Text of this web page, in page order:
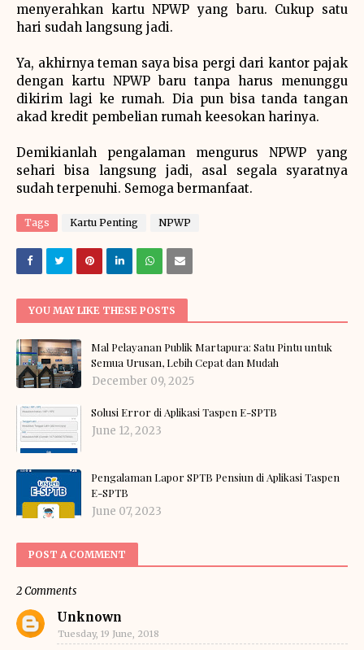
menyerahkan kartu NPWP yang baru. Cukup satu
hari sudah langsung jadi.
Ya, akhirnya teman saya bisa pergi dari kantor pajak
dengan kartu NPWP baru tanpa harus menunggu
dikirim lagi ke rumah. Dia pun bisa tanda tangan
akad kredit pembelian rumah keesokan harinya.
Demikianlah pengalaman mengurus NPWP yang
sehari bisa langsung jadi, asal segala syaratnya
sudah terpenuhi. Semoga bermanfaat.
Tags Kartu Penting NPWP
YOU MAY LIKE THESE POSTS
Mal Pelayanan Publik Martapura: Satu Pintu untuk
Semua Urusan, Lebih Cepat dan Mudah
December 09, 2025
Solusi Error di Aplikasi Taspen E-SPTB
June 12, 2023
Pengalaman Lapor SPTB Pensiun di Aplikasi Taspen
E-SPTB
June 07, 2023
POST A COMMENT
2 Comments
Unknown
Tuesday, 19 June, 2018